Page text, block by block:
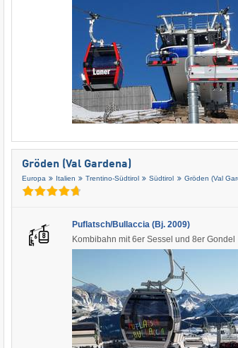
Gröden (Val Gardena)
Europa Italien Trentino-Südtirol Südtirol Gröden (Val
Puflatsch/Bullaccia (Bj. 2009)
Kombibahn mit 6er Sessel und 8er Gondel